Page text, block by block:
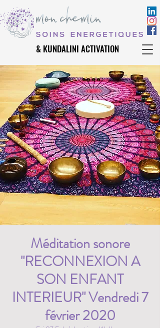
& KUNDALINI ACTIVATION
& KUNDALINI ACTIVATION
Méditation sonore
"RECONNEXION A
SON ENFANT
INTERIEUR" Vendredi 7
février 2020